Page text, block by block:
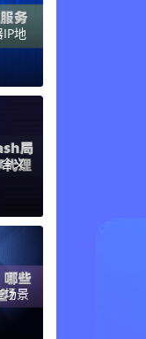
地
义
场景